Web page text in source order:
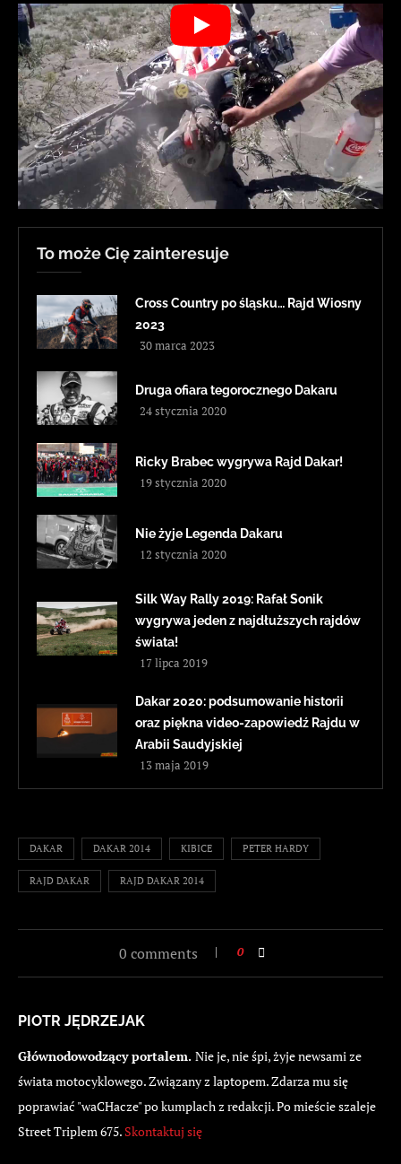
To może Cię zainteresuje
Cross Country po śląsku… Rajd Wiosny
2023
30 marca 2023
Druga ofiara tegorocznego Dakaru
24 stycznia 2020
Ricky Brabec wygrywa Rajd Dakar!
19 stycznia 2020
Nie żyje Legenda Dakaru
12 stycznia 2020
Silk Way Rally 2019: Rafał Sonik
wygrywa jeden z najdłuższych rajdów
świata!
17 lipca 2019
Dakar 2020: podsumowanie historii
oraz piękna video-zapowiedź Rajdu w
Arabii Saudyjskiej
13 maja 2019
DAKAR DAKAR 2014 KIBICE PETER HARDY
RAJD DAKAR RAJD DAKAR 2014
0 comments 0
PIOTR JĘDRZEJAK
Głównodowodzący portalem. Nie je, nie śpi, żyje newsami ze
świata motocyklowego. Związany z laptopem. Zdarza mu się
poprawiać "waCHacze" po kumplach z redakcji. Po mieście szaleje
Street Triplem 675. Skontaktuj się